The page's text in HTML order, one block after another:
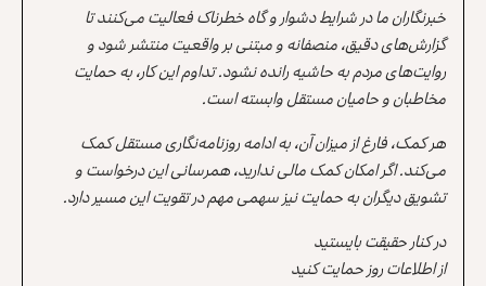
خبرنگاران ما در شرایط دشوار و گاه خطرناک فعالیت می‌کنند تا
گزارش‌های دقیق، منصفانه و مبتنی بر واقعیت منتشر شود و
روایت‌های مردم به حاشیه رانده نشود. تداوم این کار، به حمایت
مخاطبان و حامیان مستقل وابسته است.
هر کمک، فارغ از میزان آن، به ادامه روزنامه‌نگاری مستقل کمک
می‌کند. اگر امکان کمک مالی ندارید، همرسانی این درخواست و
تشویق دیگران به حمایت نیز سهمی مهم در تقویت این مسیر دارد.
در کنار حقیقت بایستید
از اطلاعات روز حمایت کنید